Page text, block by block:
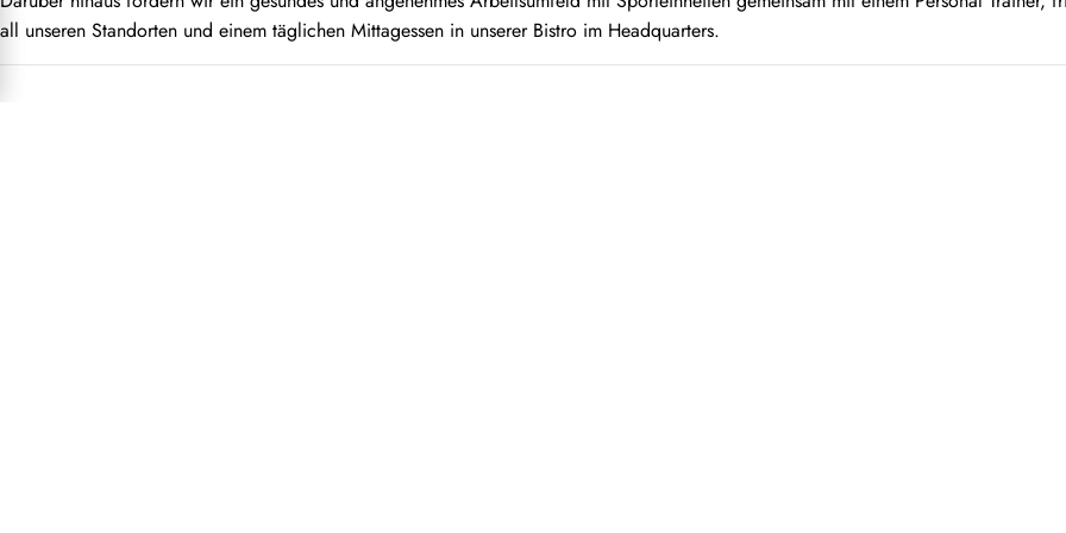
all unseren Standorten und einem täglichen Mittagessen in unserer Bistro im Headquarters.